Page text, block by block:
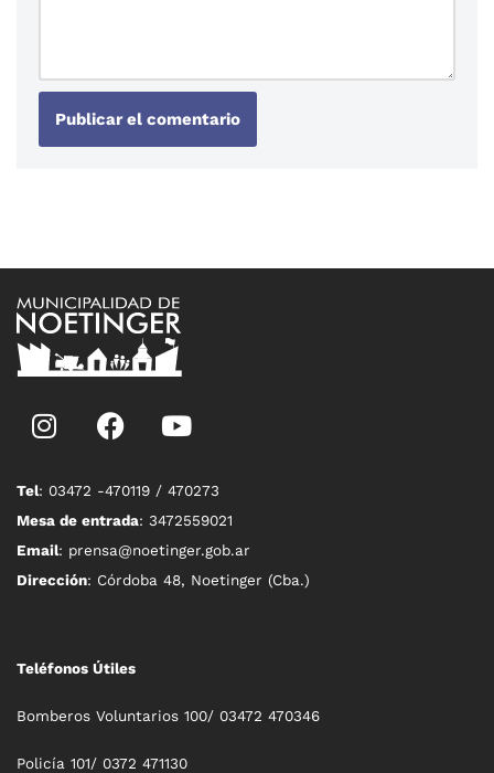
Tel: 03472 -470119 / 470273
Mesa de entrada: 3472559021
Email: prensa@noetinger.gob.ar
Dirección: Córdoba 48, Noetinger (Cba.)
Teléfonos Útiles
Bomberos Voluntarios 100/ 03472 470346
Policía 101/ 0372 471130